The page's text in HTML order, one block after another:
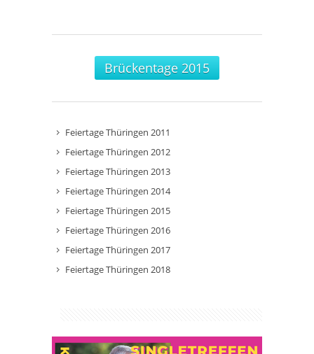
Brückentage 2015
Feiertage Thüringen 2011
Feiertage Thüringen 2012
Feiertage Thüringen 2013
Feiertage Thüringen 2014
Feiertage Thüringen 2015
Feiertage Thüringen 2016
Feiertage Thüringen 2017
Feiertage Thüringen 2018